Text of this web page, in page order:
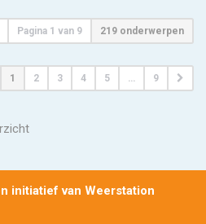
Pagina 1 van 9 219 onderwerpen
1 2 3 4 5 … 9
initiatief van Weerstation